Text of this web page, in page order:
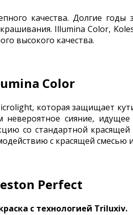
качества. Долгие годы
Illumina Color,
высокого качества.
Color
которая защищает
невероятное сияние,
со стандартной
с красящей
Perfect
с технологией Triluxiv.